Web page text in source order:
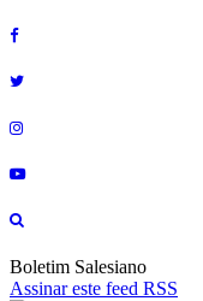
Boletim Salesiano
Assinar este feed RSS